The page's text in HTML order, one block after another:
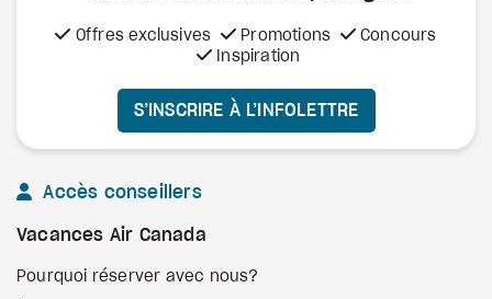
Offres exclusives Promotions
Concours
Inspiration
S’INSCRIRE À L’INFOLETTRE
Accès conseillers
Vacances Air Canada
Pourquoi réserver avec nous?